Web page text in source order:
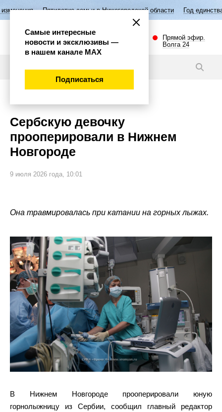
семьи в Нижегородской области Год единства народов
Прямой эфир.
Волга 24
Сербскую девочку
прооперировали в Нижнем
Новгороде
9 июля 2026 года, 10:01
Она травмировалась при катании на горных лыжах.
В Нижнем Новгороде прооперировали юную
горнолыжницу из Сербии, сообщил главный редактор
Самые интересные
новости и эксклюзивы —
в нашем канале МАХ
Подписаться